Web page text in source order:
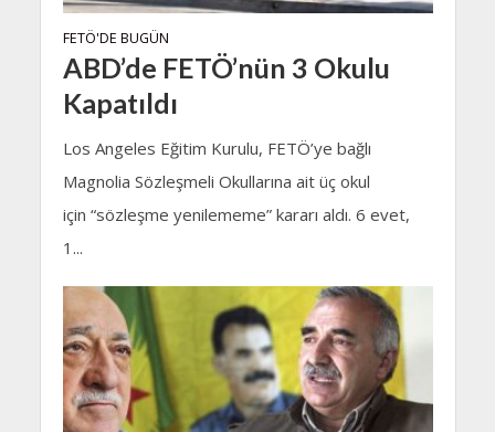
FETÖ'DE BUGÜN
ABD’de FETÖ’nün 3 Okulu
Kapatıldı
Los Angeles Eğitim Kurulu, FETÖ’ye bağlı
Magnolia Sözleşmeli Okullarına ait üç okul
için “sözleşme yenilememe” kararı aldı. 6 evet,
1...